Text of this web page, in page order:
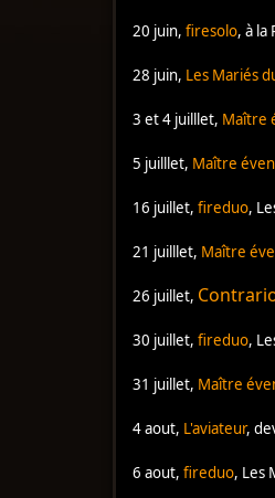
20 juin, firesolo, à la
28 juin, Les Mariés
3 et 4 juilllet, Maître
5 juilllet, Maître
16 juillet, fireduo,
21 juilllet, Maître
26 juillet,
30 juillet, fireduo,
31 juillet, Maître
4 aout, L'aviateur,
6 aout, fireduo, Les